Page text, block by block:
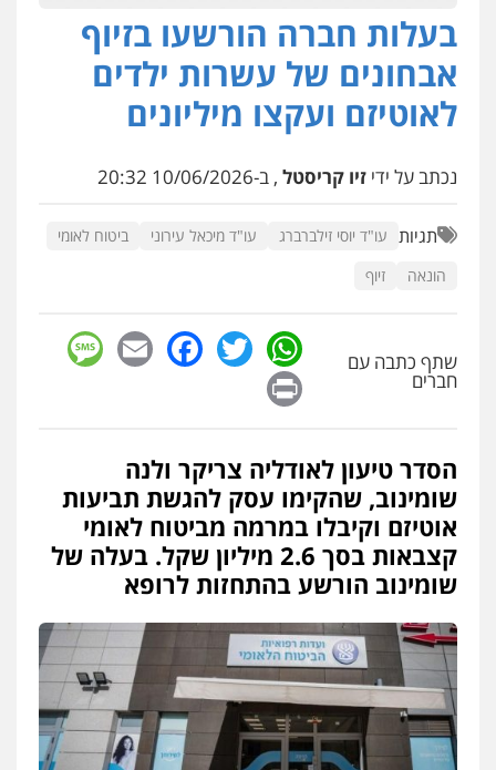
עו"ד (רו"ח) יואב ציוני
שומות וערעורי מס
0505430819
כלכלי הלבנת הון חילוט ייעוץ לעורכי דין
0545402829
עורך דין תמיר אלטיט
0545577862
עו"ד יוסי חמצני
כלכלי צווארון לבן פשיעה כלכלית עבירות
מס הלבנת הון
0505471497
גיל דביר – משרד עורכי דין
פלילי פשיעה כלכלית צווארון לבן
0506217771
בעלות חברה הורשעו בזיוף
אבחונים של עשרות ילדים
לאוטיזם ועקצו מיליונים
נכתב על ידי זיו קריסטל , ב-10/06/2026 20:32
תגיות עו"ד יוסי זילברברג עו"ד מיכאל עירוני
ביטוח לאומי
הונאה
זיוף
שתף כתבה עם
חברים
WhatsApp
Twitter
Facebook
Email
הסדר טיעון לאודליה צריקר ולנה
שומינוב, שהקימו עסק להגשת תביעות
אוטיזם וקיבלו במרמה מביטוח לאומי
קצבאות בסך 2.6 מיליון שקל. בעלה של
שומינוב הורשע בהתחזות לרופא